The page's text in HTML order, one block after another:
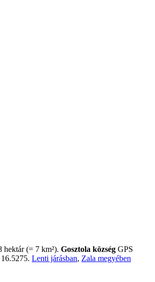
hektár (= 7 km²). Gosztola község GPS
Lenti járásban, Zala megyében